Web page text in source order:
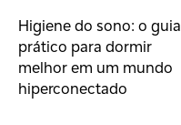
Higiene do sono: o guia
prático para dormir
melhor em um mundo
hiperconectado